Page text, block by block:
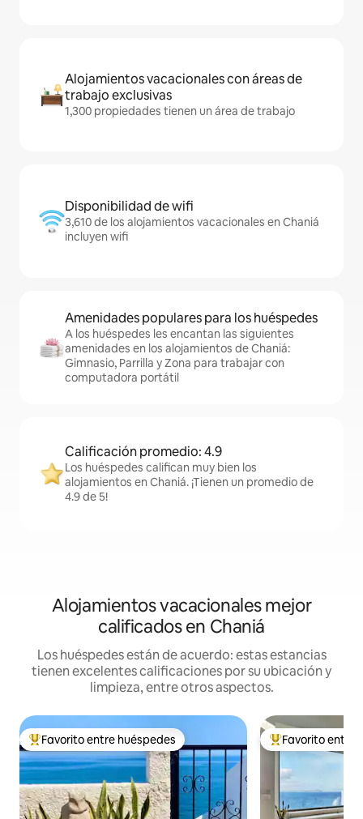
Alojamientos vacacionales con áreas de
trabajo exclusivas
1,300 propiedades tienen un área de trabajo
Disponibilidad de wifi
3,610 de los alojamientos vacacionales en Chaniá
incluyen wifi
Amenidades populares para los huéspedes
A los huéspedes les encantan las siguientes
amenidades en los alojamientos de Chaniá:
Gimnasio, Parrilla y Zona para trabajar con
computadora portátil
Calificación promedio: 4.9
Los huéspedes califican muy bien los
alojamientos en Chaniá. ¡Tienen un promedio de
4.9 de 5!
Alojamientos vacacionales mejor
calificados en Chaniá
Los huéspedes están de acuerdo: estas estancias
tienen excelentes calificaciones por su ubicación y
limpieza, entre otros aspectos.
De los mejores en Favorito entre huéspedes
Favorito entre huéspedes De los mejores
Favorito entre